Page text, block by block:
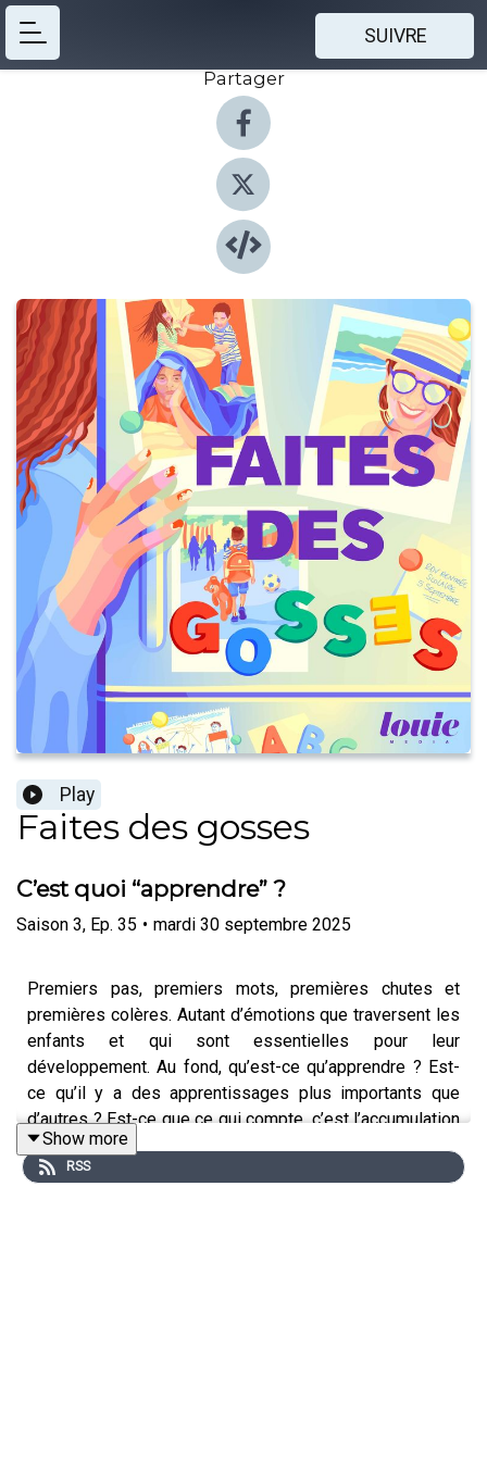
SUIVRE
Partager
Play
Faites des gosses
C’est quoi “apprendre” ?
Saison 3, Ep. 35 • mardi 30 septembre 2025
Premiers pas, premiers mots, premières chutes et
premières colères. Autant d’émotions que traversent les
enfants et qui sont essentielles pour leur
développement. Au fond, qu’est-ce qu’apprendre ? Est-
ce qu’il y a des apprentissages plus importants que
d’autres ? Est-ce que ce qui compte, c’est l’accumulation
de connaissances, le savoir ou les expériences vécues
? De quoi les enfants ont-ils besoin pour se développer
Show more
RSS